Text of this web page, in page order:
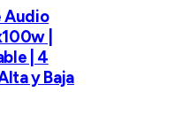
Audio
|
| 4
y Baja